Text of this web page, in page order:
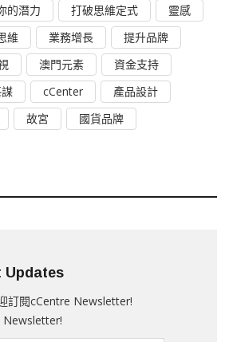
的潛力 打破思維定式
靈感
維 業務增長
提升品牌
澳門元素
資金支持
cCenter
產品設計
故宮 國貨品牌
Updates
訂閱cCentre Newsletter!
Newsletter!